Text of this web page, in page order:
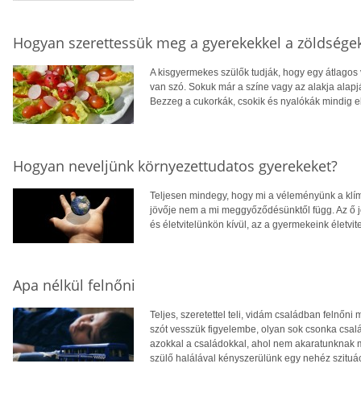
Hogyan szerettessük meg a gyerekekkel a
A kisgyermekes szülők tudják, hogy egy
van szó. Sokuk már a színe vagy az alakja
Bezzeg a cukorkák, csokik és nyalókák mindig
Hogyan neveljünk környezettudatos gyerekeket?
Teljesen mindegy, hogy mi a véleményünk a
jövője nem a mi meggyőződésünktől függ. Az
és életvitelünkön kívül, az a gyermekeink
Apa nélkül felnőni
Teljes, szeretettel teli, vidám családban felnőni
szót vesszük figyelembe, olyan sok csonka
azokkal a családokkal, ahol nem akaratunknak
szülő halálával kényszerülünk egy nehéz